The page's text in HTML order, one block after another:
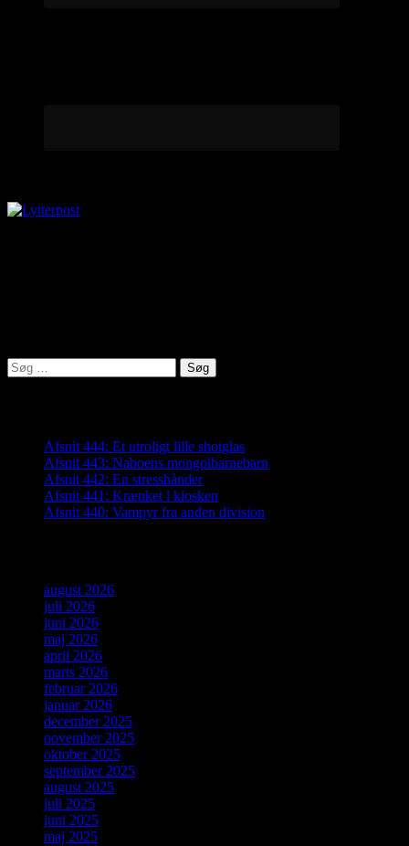
Søg
efter:
Afsnit 444: Et utroligt lille shotglas
Afsnit 443: Naboens mongolbarnebarn
Afsnit 442: En stresshånder
Afsnit 441: Krænket i kiosken
Afsnit 440: Vampyr fra anden division
august 2026
juli 2026
juni 2026
maj 2026
april 2026
marts 2026
februar 2026
januar 2026
december 2025
november 2025
oktober 2025
september 2025
august 2025
juli 2025
juni 2025
maj 2025